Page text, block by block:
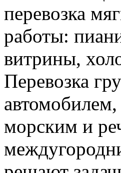
перевозка
работы:
витрины,
Перевозка
морским и